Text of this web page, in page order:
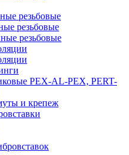
резьбовые
резьбовые
резьбовые
PEX-AL-PEX, PERT-
и крепеж